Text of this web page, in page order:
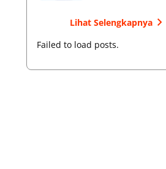
Lihat Selengkapnya
Failed to load posts.